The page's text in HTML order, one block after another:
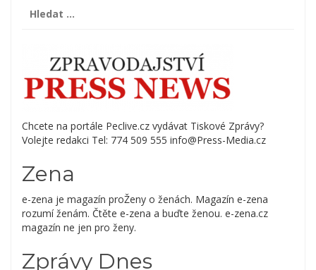
Chcete na portále Peclive.cz vydávat Tiskové Zprávy?
Volejte redakci Tel: 774 509 555 info@Press-Media.cz
Zena
e-zena je magazín proŽeny o ženách. Magazín e-zena
rozumí ženám. Čtěte e-zena a buďte ženou. e-zena.cz
magazín ne jen pro ženy.
Zprávy Dnes